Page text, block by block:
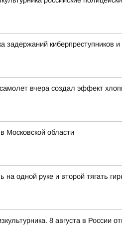
задержаний киберпреступников
вчера создал эффект
Московской области
на одной руке и второй тягать
8 августа в России